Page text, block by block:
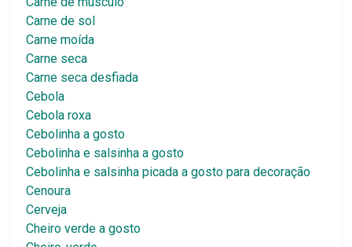
Carne de sol
Carne moída
Carne seca
Carne seca desfiada
Cebola
Cebola roxa
Cebolinha a gosto
Cebolinha e salsinha a gosto
Cebolinha e salsinha picada a gosto para decoração
Cenoura
Cerveja
Cheiro verde a gosto